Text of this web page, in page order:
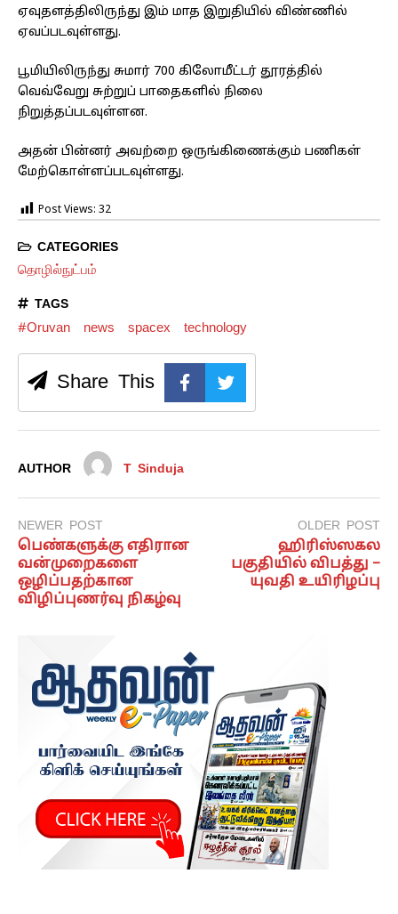
ஏவுதளத்திலிருந்து இம் மாத இறுதியில் விண்ணில்
ஏவப்படவுள்ளது.
பூமியிலிருந்து சுமார் 700 கிலோமீட்டர் தூரத்தில்
வெவ்வேறு சுற்றுப் பாதைகளில் நிலை
நிறுத்தப்படவுள்ளன.
அதன் பின்னர் அவற்றை ஒருங்கிணைக்கும் பணிகள்
மேற்கொள்ளப்படவுள்ளது.
Post Views: 32
CATEGORIES
தொழில்நுட்பம்
TAGS
#Oruvan news spacex technology
Share This
AUTHOR T Sinduja
NEWER POST
பெண்களுக்கு எதிரான
வன்முறைகளை
ஒழிப்பதற்கான
விழிப்புணர்வு நிகழ்வு
OLDER POST
ஹிரிஸ்ஸகல
பகுதியில் விபத்து –
யுவதி உயிரிழப்பு